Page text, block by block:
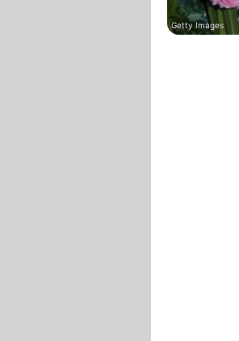
Getty Images